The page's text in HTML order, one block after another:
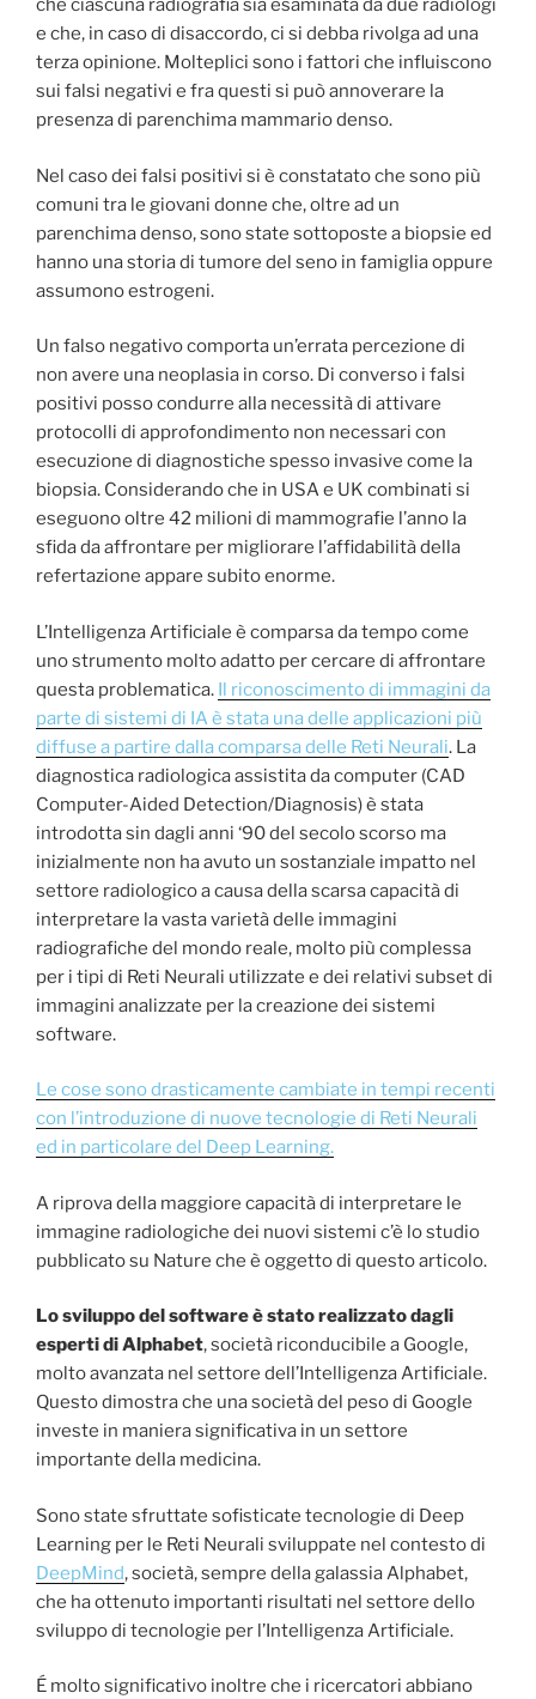
che ciascuna radiografia sia esaminata da due radiologi
e che, in caso di disaccordo, ci si debba rivolga ad una
terza opinione. Molteplici sono i fattori che influiscono
sui falsi negativi e fra questi si può annoverare la
presenza di parenchima mammario denso.
Nel caso dei falsi positivi si è constatato che sono più
comuni tra le giovani donne che, oltre ad un
parenchima denso, sono state sottoposte a biopsie ed
hanno una storia di tumore del seno in famiglia oppure
assumono estrogeni.
Un falso negativo comporta un’errata percezione di
non avere una neoplasia in corso. Di converso i falsi
positivi posso condurre alla necessità di attivare
protocolli di approfondimento non necessari con
esecuzione di diagnostiche spesso invasive come la
biopsia. Considerando che in USA e UK combinati si
eseguono oltre 42 milioni di mammografie l’anno la
sfida da affrontare per migliorare l’affidabilità della
refertazione appare subito enorme.
L’Intelligenza Artificiale è comparsa da tempo come
uno strumento molto adatto per cercare di affrontare
questa problematica. Il riconoscimento di immagini da
parte di sistemi di IA è stata una delle applicazioni più
diffuse a partire dalla comparsa delle Reti Neurali. La
diagnostica radiologica assistita da computer (CAD
Computer-Aided Detection/Diagnosis) è stata
introdotta sin dagli anni ‘90 del secolo scorso ma
inizialmente non ha avuto un sostanziale impatto nel
settore radiologico a causa della scarsa capacità di
interpretare la vasta varietà delle immagini
radiografiche del mondo reale, molto più complessa
per i tipi di Reti Neurali utilizzate e dei relativi subset di
immagini analizzate per la creazione dei sistemi
software.
Le cose sono drasticamente cambiate in tempi recenti
con l’introduzione di nuove tecnologie di Reti Neurali
ed in particolare del Deep Learning.
A riprova della maggiore capacità di interpretare le
immagine radiologiche dei nuovi sistemi c’è lo studio
pubblicato su Nature che è oggetto di questo articolo.
Lo sviluppo del software è stato realizzato dagli
esperti di Alphabet, società riconducibile a Google,
molto avanzata nel settore dell’Intelligenza Artificiale.
Questo dimostra che una società del peso di Google
investe in maniera significativa in un settore
importante della medicina.
Sono state sfruttate sofisticate tecnologie di Deep
Learning per le Reti Neurali sviluppate nel contesto di
DeepMind, società, sempre della galassia Alphabet,
che ha ottenuto importanti risultati nel settore dello
sviluppo di tecnologie per l’Intelligenza Artificiale.
É molto significativo inoltre che i ricercatori abbiano